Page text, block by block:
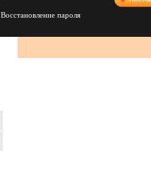
Восстановление пароля